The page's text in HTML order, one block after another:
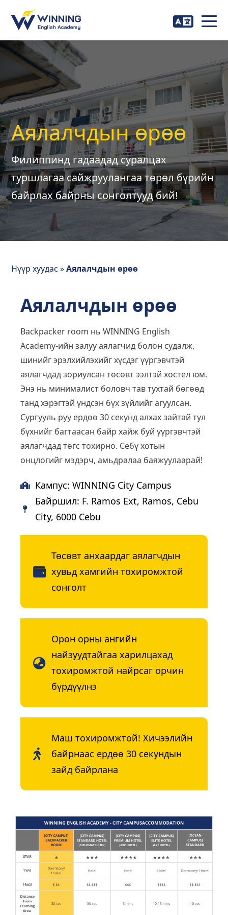
Аялалчдын өрөө
Филиппинд гадаадад суралцах
туршлагаа сайжруулангаа төрөл бүрийн
байрлах байрны сонголтууд бий!
Нүүр хуудас »Аялалчдын өрөө
Аялалчдын өрөө
Backpacker room нь WINNING English
Academy-ийн залуу аялагчид болон судалж,
шинийг эрэлхийлэхийг хүсдэг үүргэвчтэй
аялагчдад зориулсан төсөвт ээлтэй хостел юм.
Энэ нь минималист боловч тав тухтай бөгөөд
танд хэрэгтэй үндсэн бүх зүйлийг агуулсан.
Сургууль руу ердөө 30 секунд алхах зайтай тул
бүхнийг багтаасан байр хайж буй үүргэвчтэй
аялагчдад төгс тохирно. Себү хотын
онцлогийг мэдэрч, амьдралаа баяжуулаарай!
Кампус: WINNING City Campus
Байршил: F. Ramos Ext, Ramos, Cebu
City, 6000 Cebu
Төсөвт анхаардаг аялагчдын
хувьд хамгийн тохиромжтой
сонголт
Орон орны ангийн
найзуудтайгаа харилцахад
тохиромжтой найрсаг орчин
бүрдүүлнэ
Маш тохиромжтой! Хичээлийн
байрнаас ердөө 30 секундын
зайд байрлана